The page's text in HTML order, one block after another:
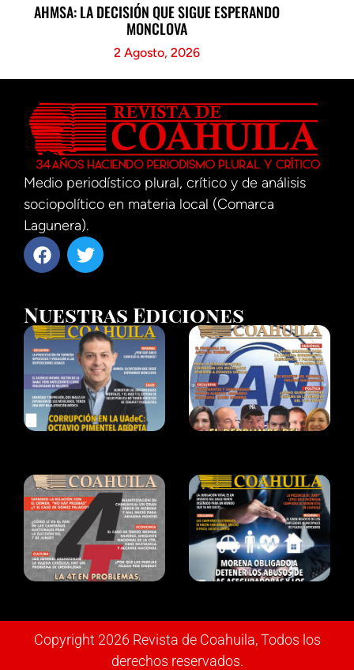
AHMSA: LA DECISIÓN QUE SIGUE ESPERANDO
MONCLOVA
2 Agosto, 2026
Medio periodístico plural, crítico y de análisis
sociopolítico en materia local (Comarca
Lagunera).
Nuestras Ediciones
Copyright 2026 Revista de Coahuila, Todos los
derechos reservados.